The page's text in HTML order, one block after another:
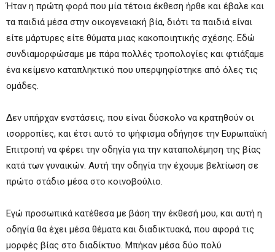
Ήταν η πρώτη φορά που μία τέτοια έκθεση ήρθε και έβαλε και
τα παιδιά μέσα στην οικογενειακή βία, διότι τα παιδιά είναι
είτε μάρτυρες είτε θύματα μιας κακοποιητικής σχέσης. Εδώ
συνδιαμορφώσαμε με πάρα πολλές τροπολογίες και φτιάξαμε
ένα κείμενο καταπληκτικό που υπερψηφίστηκε από όλες τις
ομάδες.
Δεν υπήρχαν ενστάσεις, που είναι δύσκολο να κρατηθούν οι
ισορροπίες, και έτσι αυτό το ψήφισμα οδήγησε την Ευρωπαϊκή
Επιτροπή να φέρει την οδηγία για την καταπολέμηση της βίας
κατά των γυναικών. Αυτή την οδηγία την έχουμε βελτίωση σε
πρώτο στάδιο μέσα στο κοινοβούλιο.
Εγώ προσωπικά κατέθεσα με βάση την έκθεσή μου, και αυτή η
οδηγία θα έχει μέσα θέματα και διαδικτυακά, που αφορά τις
μορφές βίας στο διαδίκτυο. Μπήκαν μέσα δύο πολύ